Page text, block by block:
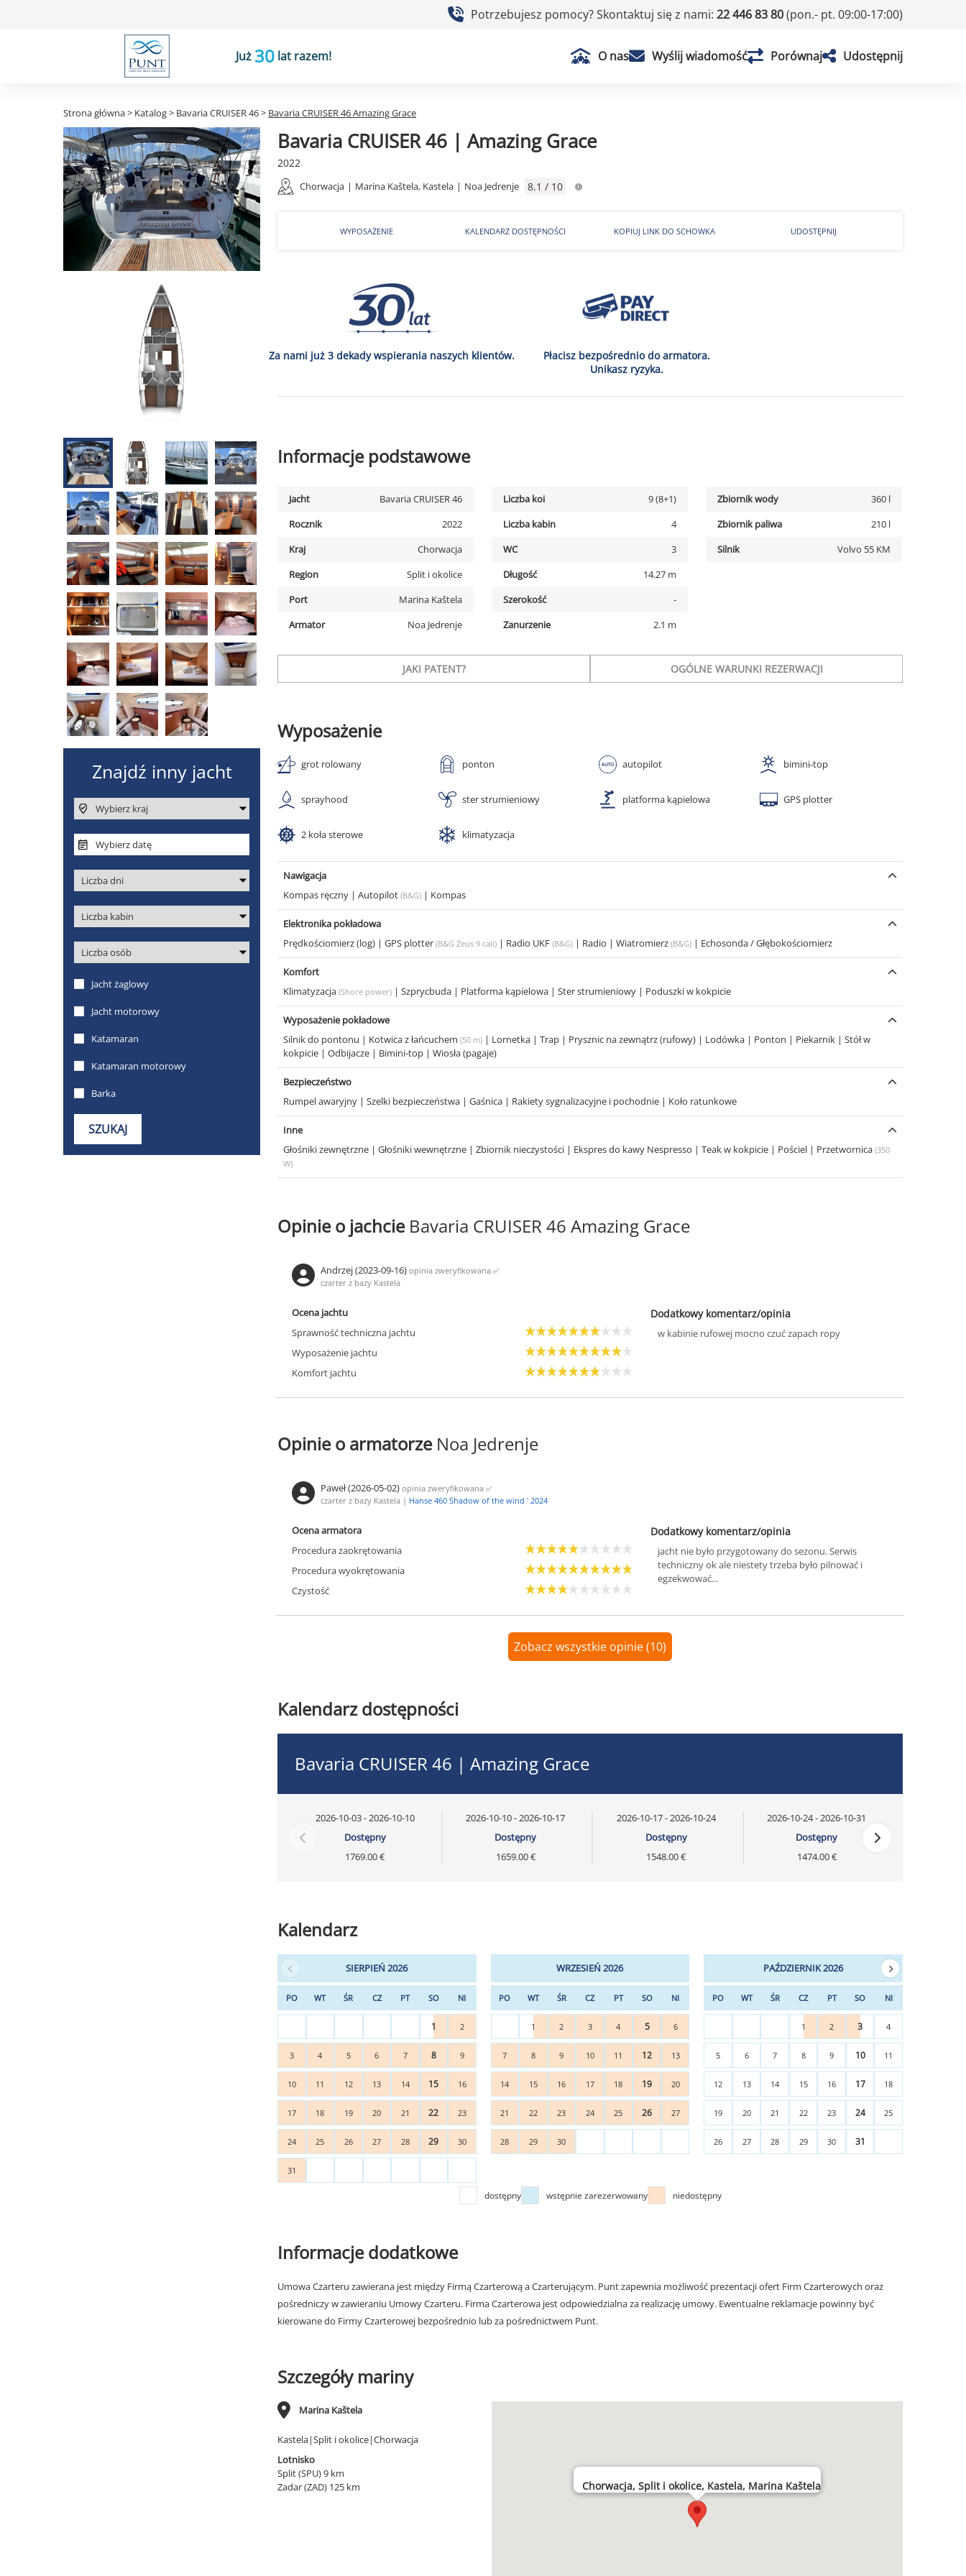
Potrzebujesz pomocy? Skontaktuj się z nami: 22 446 83 80(pon.- pt. 09:00-17:00)
Już 30 lat razem! O nas Wyślij wiadomość Porównaj Udostępnij
Strona główna> Katalog> Bavaria CRUISER 46> Bavaria CRUISER 46 Amazing Grace
Bavaria CRUISER 46 | Amazing Grace
2022
Chorwacja | Marina Kaštela, Kastela | Noa Jedrenje 8.1 / 10
WYPOSAŻENIE KALENDARZ DOSTĘPNOŚCI KOPIUJ LINK DO SCHOWKA UDOSTĘPNIJ
Za nami już 3 dekady wspierania naszych klientów.
Płacisz bezpośrednio do armatora.
Unikasz ryzyka.
Informacje podstawowe
Jacht
Bavaria CRUISER 46
Rocznik
2022
Kraj
Chorwacja
Region
Split i okolice
Port
Marina Kaštela
Armator
Noa Jedrenje
Liczba koi
9 (8+1)
Liczba kabin
4
WC
3
Długość
14.27 m
Szerokość
-
Zanurzenie
2.1 m
Zbiornik wody
360 l
Zbiornik paliwa
210 l
Silnik
Volvo 55 KM
JAKI PATENT? OGÓLNE WARUNKI REZERWACJI
Wyposażenie
grot rolowany ponton autopilot bimini-top
sprayhood ster strumieniowy platforma kąpielowa GPS plotter
2 koła sterowe klimatyzacja
Nawigacja
Kompas ręczny | Autopilot (B&G) | Kompas
Elektronika pokładowa
Prędkościomierz (log) | GPS plotter (B&G Zeus 9 cali) | Radio UKF (B&G) | Radio | Wiatromierz (B&G) | Echosonda / Głębokościomierz
Komfort
Klimatyzacja (Shore power) | Szprycbuda | Platforma kąpielowa | Ster strumieniowy | Poduszki w kokpicie
Wyposażenie pokładowe
Silnik do pontonu | Kotwica z łańcuchem (50 m) | Lornetka | Trap | Prysznic na zewnątrz (rufowy) | Lodówka | Ponton | Piekarnik | Stół w
kokpicie | Odbijacze | Bimini-top | Wiosła (pagaje)
Bezpieczeństwo
Rumpel awaryjny | Szelki bezpieczeństwa | Gaśnica | Rakiety sygnalizacyjne i pochodnie | Koło ratunkowe
Inne
Głośniki zewnętrzne | Głośniki wewnętrzne | Zbiornik nieczystości | Ekspres do kawy Nespresso | Teak w kokpicie | Pościel | Przetwornica (350
W)
Opinie o jachcie Bavaria CRUISER 46 Amazing Grace
Andrzej (2023-09-16) opinia zweryfikowana ✅
czarter z bazy Kastela
Ocena jachtu
Sprawność techniczna jachtu
Wyposażenie jachtu
Komfort jachtu
Dodatkowy komentarz/opinia
w kabinie rufowej mocno czuć zapach ropy
Opinie o armatorze Noa Jedrenje
Paweł (2026-05-02) opinia zweryfikowana ✅
czarter z bazy Kastela | Hanse 460 Shadow of the wind ' 2024
Ocena armatora
Procedura zaokrętowania
Procedura wyokrętowania
Czystość
Dodatkowy komentarz/opinia
jacht nie było przygotowany do sezonu. Serwis
techniczny ok ale niestety trzeba było pilnować i
egzekwować...
Zobacz wszystkie opinie (10)
Kalendarz dostępności
Bavaria CRUISER 46 | Amazing Grace
2026-10-03 - 2026-10-10
Dostępny
1769.00 €
2026-10-10 - 2026-10-17
Dostępny
1659.00 €
2026-10-17 - 2026-10-24
Dostępny
1548.00 €
2026-10-24 - 2026-10-31
Dostępny
1474.00 €
Kalendarz
SIERPIEŃ 2026
PO WT ŚR CZ PT SO NI
1 2
3 4 5 6 7 8 9
10 11 12 13 14 15 16
17 18 19 20 21 22 23
24 25 26 27 28 29 30
31
WRZESIEŃ 2026
PO WT ŚR CZ PT SO NI
1 2 3 4 5 6
7 8 9 10 11 12 13
14 15 16 17 18 19 20
21 22 23 24 25 26 27
28 29 30
PAŹDZIERNIK 2026
PO WT ŚR CZ PT SO NI
1 2 3 4
5 6 7 8 9 10 11
12 13 14 15 16 17 18
19 20 21 22 23 24 25
26 27 28 29 30 31
dostępny wstępnie zarezerwowany niedostępny
Informacje dodatkowe
Umowa Czarteru zawierana jest między Firmą Czarterową a Czarterującym. Punt zapewnia możliwość prezentacji ofert Firm Czarterowych oraz
pośredniczy w zawieraniu Umowy Czarteru. Firma Czarterowa jest odpowiedzialna za realizację umowy. Ewentualne reklamacje powinny być
kierowane do Firmy Czarterowej bezpośrednio lub za pośrednictwem Punt.
Szczegóły mariny
Marina Kaštela
Kastela|Split i okolice|Chorwacja
Lotnisko
Split (SPU) 9 km
Zadar (ZAD) 125 km
Chorwacja, Split i okolice, Kastela, Marina Kaštela